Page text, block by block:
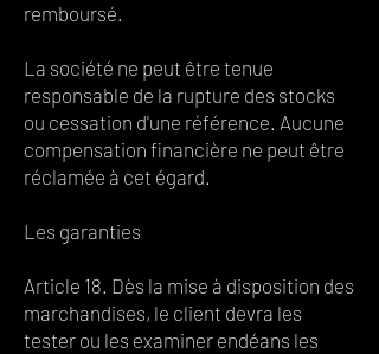
remboursé.
La société ne peut être tenue
responsable de la rupture des stocks
ou cessation d'une référence. Aucune
compensation financière ne peut être
réclamée à cet égard.
Les garanties
Article 18. Dès la mise à disposition des
marchandises, le client devra les
tester ou les examiner endéans les